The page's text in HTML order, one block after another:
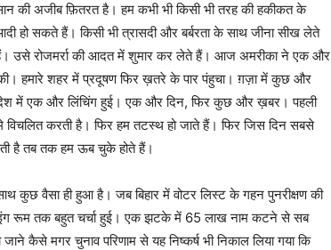
की अजीब फ़ितरत है। हम कभी भी किसी भी तरह की हकीकत के
हो सकते हैं। किसी भी त्रासदी और बर्बरता के साथ जीना सीख लेते
उसे रोजमर्रा की आदत में शुमार कर लेते हैं। आज अमरीका ने एक और
की। हमारे शहर में प्रदूषण फिर ख़तरे के पार पंहुचा। ग़ज़ा में कुछ और
में एक और लिंचिंग हुई। एक और दिन, फिर कुछ और ख़बर। पहली
विचलित करती है। फिर हम तटस्थ हो जाते हैं। फिर जिस दिन सबसे
है तब तक हम ऊब चुके होते हैं।
कुछ वैसा ही हुआ है। जब बिहार में वोटर लिस्ट के गहन पुनरीक्षण की
रूम तक बहुत चर्चा हुई। एक झटके में 65 लाख नाम कटने से सब
जाने कैसे मगर चुनाव परिणाम से यह निष्कर्ष भी निकाल लिया गया कि